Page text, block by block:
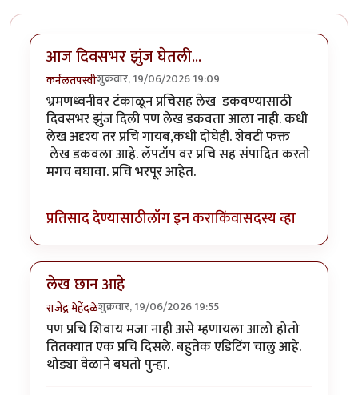
आज दिवसभर झुंज घेतली...
कर्नलतपस्वीशुक्रवार, 19/06/2026 19:09
भ्रमणध्वनीवर टंकाळून प्रचिसह लेख डकवण्यासाठी
दिवसभर झुंज दिली पण लेख डकवता आला नाही. कधी
लेख अदृश्य तर प्रचि गायब,कधी दोघेही. शेवटी फक्त
लेख डकवला आहे. लॅपटॉप वर प्रचि सह संपादित करतो
मगच बघावा. प्रचि भरपूर आहेत.
प्रतिसाद देण्यासाठीलॉग इन कराकिंवासदस्य व्हा
लेख छान आहे
राजेंद्र मेहेंदळेशुक्रवार, 19/06/2026 19:55
पण प्रचि शिवाय मजा नाही असे म्हणायला आलो होतो
तितक्यात एक प्रचि दिसले. बहुतेक एडिटिंग चालु आहे.
थोड्या वेळाने बघतो पुन्हा.